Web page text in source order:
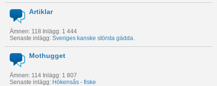
Artiklar
Ämnen: 118 Inlägg: 1 444
Senaste inlägg: Sveriges kanske största gädda.
Mothugget
Ämnen: 114 Inlägg: 1 807
Senaste inlägg: Hökensås - fiske